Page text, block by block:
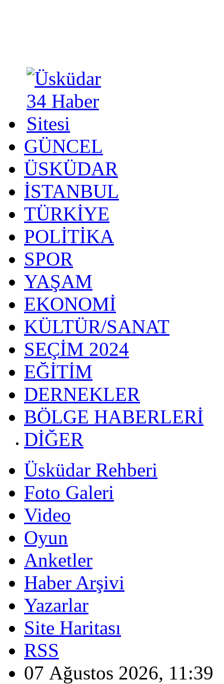
GÜNCEL
ÜSKÜDAR
İSTANBUL
TÜRKİYE
POLİTİKA
SPOR
YAŞAM
EKONOMİ
KÜLTÜR/SANAT
SEÇİM 2024
EĞİTİM
DERNEKLER
BÖLGE HABERLERİ
DİĞER
Üsküdar Rehberi
Foto Galeri
Video
Oyun
Anketler
Haber Arşivi
Yazarlar
Site Haritası
RSS
07 Ağustos 2026, 11:39